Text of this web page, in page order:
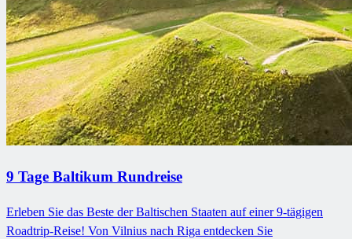
9 Tage Baltikum Rundreise
Erleben Sie das Beste der Baltischen Staaten auf einer 9-tägigen
Roadtrip-Reise! Von Vilnius nach Riga entdecken Sie